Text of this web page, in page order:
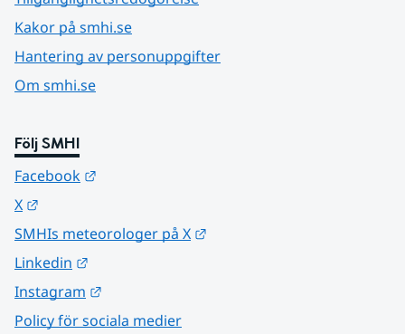
Kakor på smhi.se
Hantering av personuppgifter
Om smhi.se
Följ SMHI
Facebook
X
SMHIs meteorologer på X
Linkedin
Instagram
Policy för sociala medier